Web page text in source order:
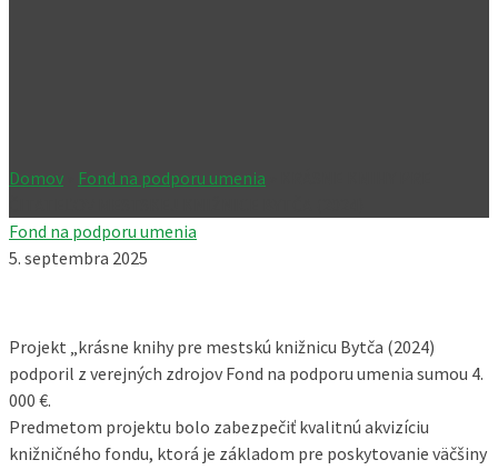
Domov Fond na podporu umenia
Fond na podporu umenia
5. septembra 2025
Projekt „krásne knihy pre mestskú knižnicu Bytča (2024)
podporil z verejných zdrojov Fond na podporu umenia sumou 4.
000 €.
Predmetom projektu bolo zabezpečiť kvalitnú akvizíciu
knižničného fondu, ktorá je základom pre poskytovanie väčšiny